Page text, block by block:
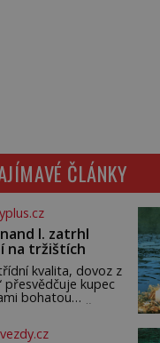
ČLÁNKY
I. zatrhl
na tržištích
kvalita, dovoz z
přesvědčuje kupec
bohatou
„Vezmu si pět